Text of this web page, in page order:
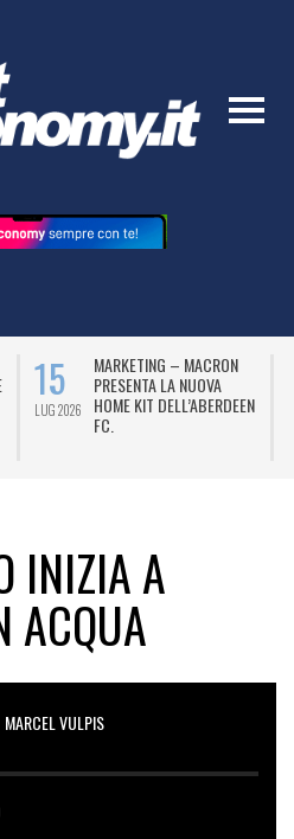
15
LUG 2026
MARKETING – MACRON
PRESENTA LA NUOVA
HOME KIT DELL’ABERDEEN
FC.
INIZIA A
ACQUA
MARCEL VULPIS